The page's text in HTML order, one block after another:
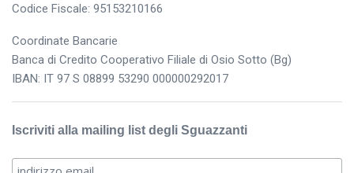
Codice Fiscale: 95153210166
Coordinate Bancarie
Banca di Credito Cooperativo Filiale di Osio Sotto (Bg)
IBAN: IT 97 S 08899 53290 000000292017
Iscriviti alla mailing list degli Sguazzanti